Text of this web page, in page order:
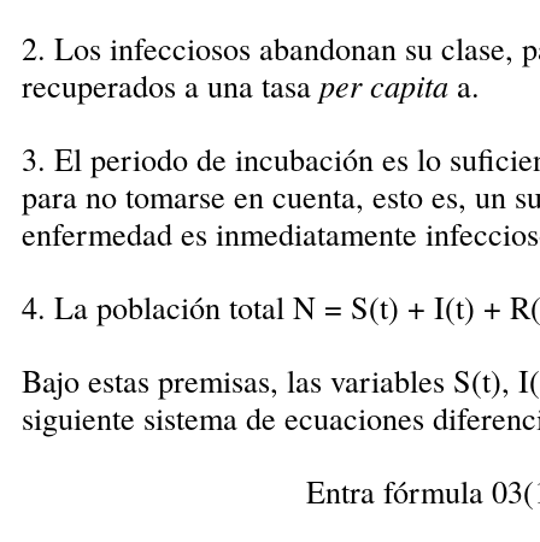
2. Los infecciosos abandonan su clase,
recuperados a una tasa per capita a.
3. El periodo de incubación es lo
para no tomarse en cuenta, esto es, un
enfermedad es inmediatamente
4. La población total N = S(t) + I(t) +
Bajo estas premisas, las variables S(t),
siguiente sistema de ecuaciones
Entra fórmula